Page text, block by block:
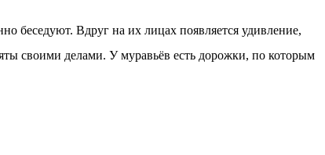
Вдруг на их лицах появляется удивление,
своими делами. У муравьёв есть дорожки, по которым